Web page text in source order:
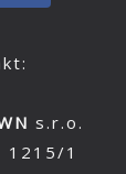
s.r.o.
1215/1